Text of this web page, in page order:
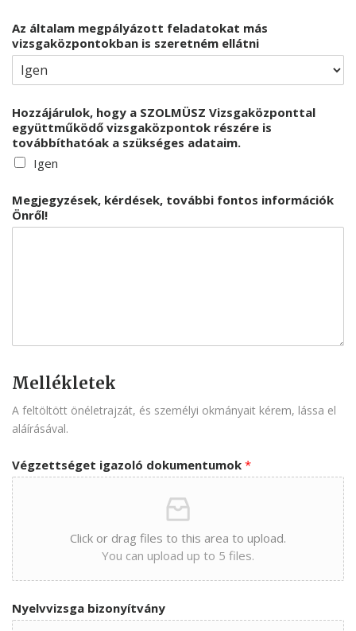
Az általam megpályázott feladatokat más
vizsgaközpontokban is szeretném ellátni
Hozzájárulok, hogy a SZOLMÜSZ Vizsgaközponttal
együttműködő vizsgaközpontok részére is
továbbíthatóak a szükséges adataim.
Igen
Megjegyzések, kérdések, további fontos információk
Önről!
Mellékletek
A feltöltött önéletrajzát, és személyi okmányait kérem, lássa el
aláírásával.
Végzettséget igazoló dokumentumok *
Click or drag files to this area to upload.
You can upload up to 5 files.
Nyelvvizsga bizonyítvány